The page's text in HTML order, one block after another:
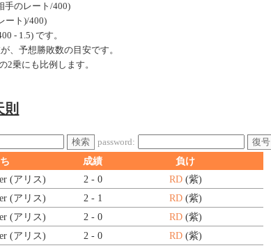
手のレート/400)
ート)/400)
- 1.5) です。
、予想勝敗数の目安です。
2乗にも比例します。
検索 password:
復号
成績 負け
(アリス) 2 - 0 RD(紫)
(アリス) 2 - 1 RD(紫)
(アリス) 2 - 0 RD(紫)
(アリス) 2 - 0 RD(紫)